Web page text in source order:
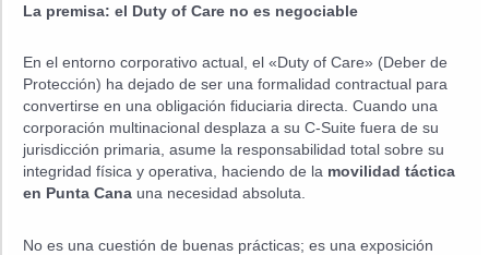
La premisa: el Duty of Care no es negociable
En el entorno corporativo actual, el «Duty of Care» (Deber de
Protección) ha dejado de ser una formalidad contractual para
convertirse en una obligación fiduciaria directa. Cuando una
corporación multinacional desplaza a su C-Suite fuera de su
jurisdicción primaria, asume la responsabilidad total sobre su
integridad física y operativa, haciendo de la movilidad táctica
en Punta Cana una necesidad absoluta.
No es una cuestión de buenas prácticas; es una exposición